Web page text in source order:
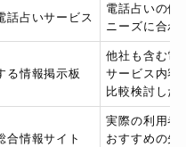
話占いサービス
電話占いの他
ニーズに合わ
る情報掲示板
他社も含む電
サービス内容
比較検討した
合情報サイト
実際の利用者
おすすめの先